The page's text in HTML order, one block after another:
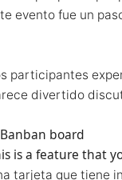
evento fue un
participantes
divertido
board
is a feature that
tarjeta que tiene